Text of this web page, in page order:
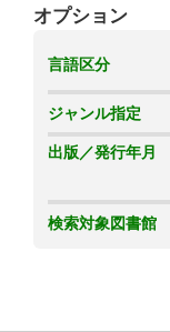
オプション
言語区分
ジャンル指定
出版／発行年月
検索対象図書館